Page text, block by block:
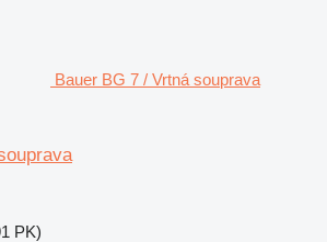
Bauer BG 7 / Vrtná souprava
PK)